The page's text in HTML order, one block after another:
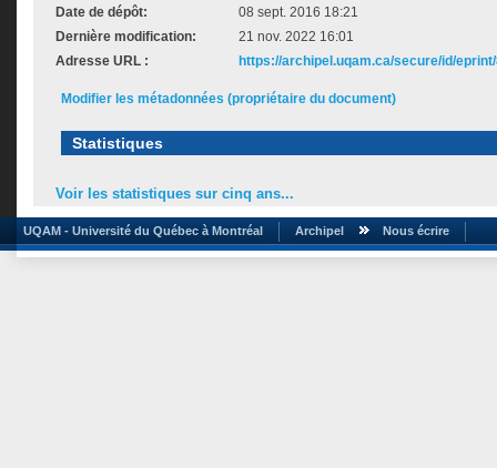
Date de dépôt:
08 sept. 2016 18:21
Dernière modification:
21 nov. 2022 16:01
Adresse URL :
https://archipel.uqam.ca/secure/id/
Modifier les métadonnées (propriétaire du document)
Statistiques
Voir les statistiques sur cinq ans...
UQAM - Université du Québec à Montréal Archipel Nous écrire